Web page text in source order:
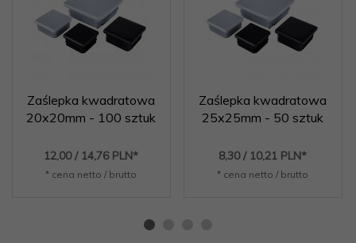
Zaślepka kwadratowa
20x20mm - 100 sztuk
12,00 / 14,76 PLN*
* cena netto / brutto
Zaślepka kwadratowa
25x25mm - 50 sztuk
8,30 / 10,21 PLN*
* cena netto / brutto